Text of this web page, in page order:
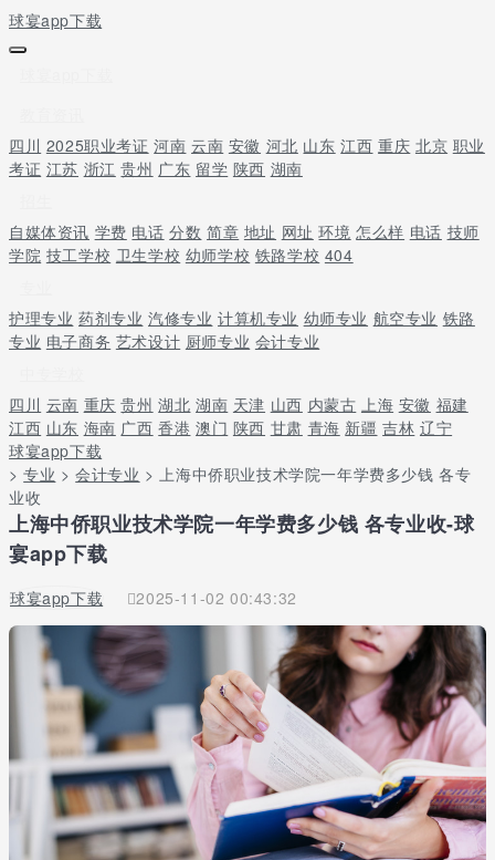
球宴app下载
四川 2025职业考证 河南 云南 安徽 河北 山东 江西 重庆 北京 职业
考证 江苏 浙江 贵州 广东 留学 陕西 湖南
自媒体资讯 学费 电话 分数 简章 地址 网址 环境 怎么样 电话 技师
学院 技工学校 卫生学校 幼师学校 铁路学校 404
护理专业 药剂专业 汽修专业 计算机专业 幼师专业 航空专业 铁路
专业 电子商务 艺术设计 厨师专业 会计专业
四川 云南 重庆 贵州 湖北 湖南 天津 山西 内蒙古 上海 安徽 福建
江西 山东 海南 广西 香港 澳门 陕西 甘肃 青海 新疆 吉林 辽宁
球宴app下载
>专业 >会计专业 > 上海中侨职业技术学院一年学费多少钱 各专
业收
上海中侨职业技术学院一年学费多少钱 各专业收-球
宴app下载
球宴app下载 2025-11-02 00:43:32